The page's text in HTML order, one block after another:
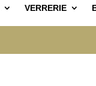
VERRERIE